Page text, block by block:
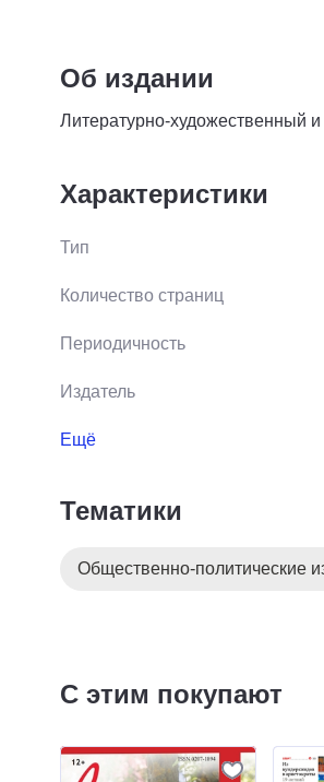
Об издании
Литературно-художественный
Характеристики
Тип
Количество страниц
Периодичность
Издатель
Ещё
Тематики
Общественно-политические
С этим покупают